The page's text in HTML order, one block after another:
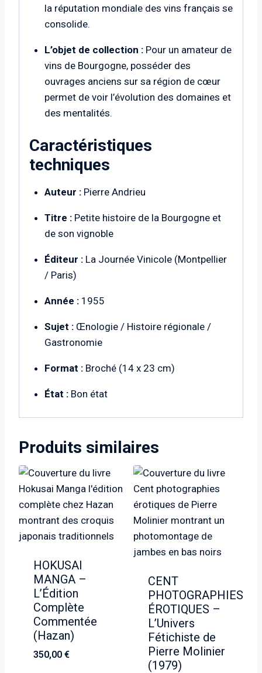
la réputation mondiale des vins français se
consolide.
L’objet de collection :Pour un amateur de
vins de Bourgogne, posséder des
ouvrages anciens sur sa région de cœur
permet de voir l’évolution des domaines et
des mentalités.
Caractéristiques
techniques
Auteur :Pierre Andrieu
Titre :Petite histoire de la Bourgogne et
de son vignoble
Éditeur :La Journée Vinicole (Montpellier
/ Paris)
Année :1955
Sujet :Œnologie / Histoire régionale /
Gastronomie
Format :Broché (14 x 23 cm)
État :Bon état
Produits similaires
HOKUSAI
MANGA –
L’Édition
Complète
Commentée
(Hazan)
350,00 €
CENT
PHOTOGRAPHIES
ÉROTIQUES –
L’Univers
Fétichiste de
Pierre Molinier
(1979)